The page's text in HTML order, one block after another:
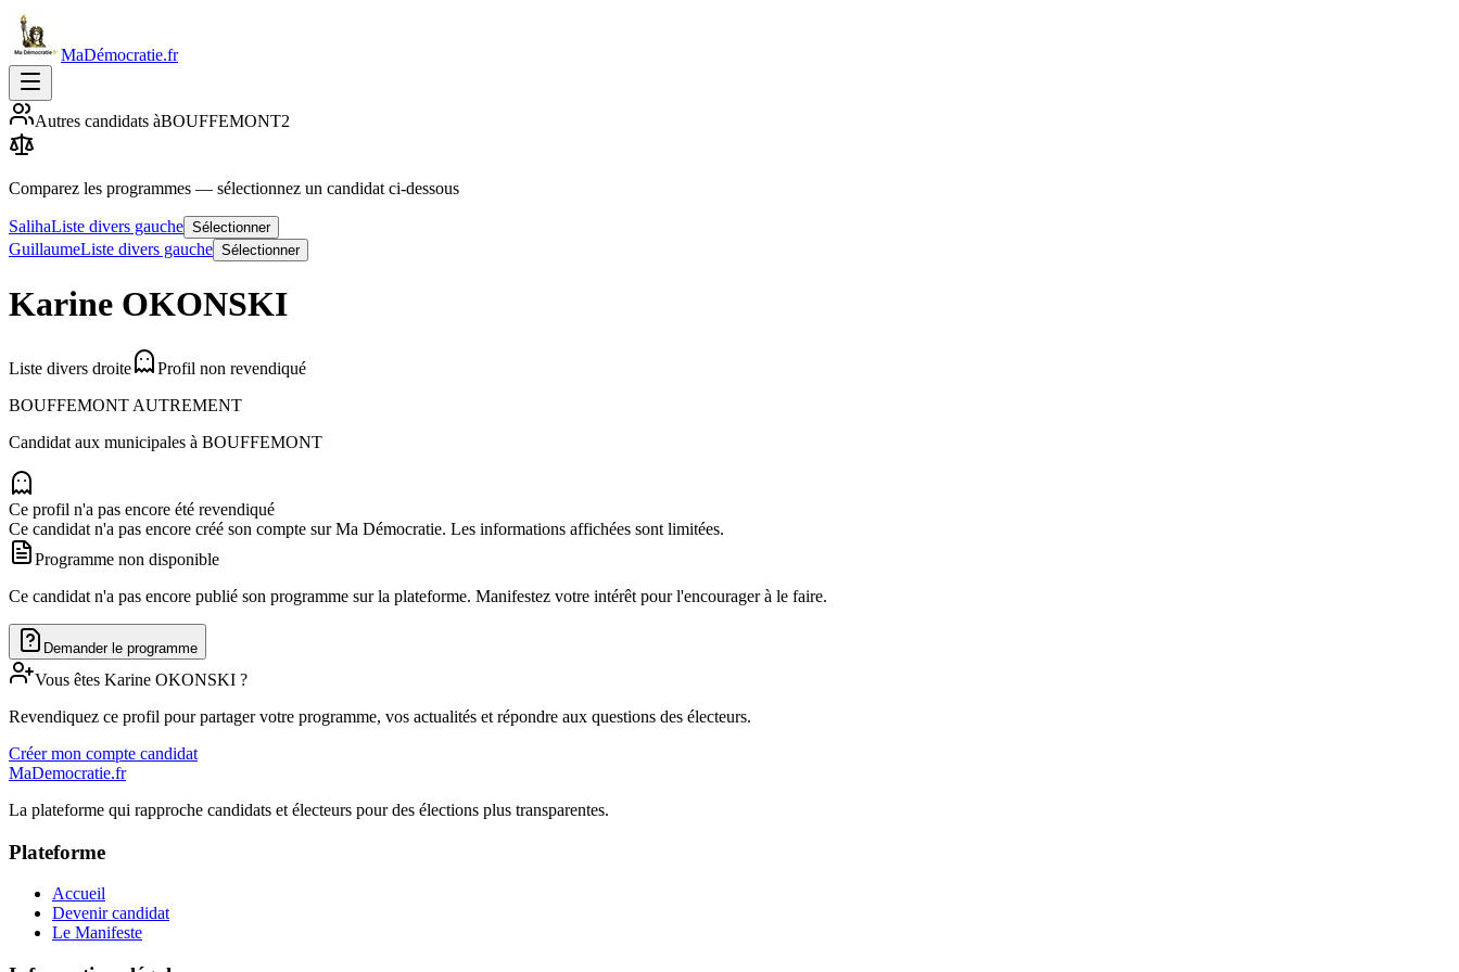
MaDémocratie.fr
Autres candidats àBOUFFEMONT2
Comparez les programmes — sélectionnez un candidat ci-dessous
SalihaListe divers gauche Sélectionner
GuillaumeListe divers gauche Sélectionner
Karine OKONSKI
Liste divers droite
Profil non revendiqué
BOUFFEMONT AUTREMENT
Candidat aux municipales à BOUFFEMONT
Ce profil n'a pas encore été revendiqué
Ce candidat n'a pas encore créé son compte sur Ma Démocratie. Les informations affichées sont limitées.
Programme non disponible
Ce candidat n'a pas encore publié son programme sur la plateforme. Manifestez votre intérêt pour l'encourager à le faire.
Demander le programme
Vous êtes Karine OKONSKI ?
Revendiquez ce profil pour partager votre programme, vos actualités et répondre aux questions des électeurs.
Créer mon compte candidat
MaDemocratie.fr
La plateforme qui rapproche candidats et électeurs pour des élections plus transparentes.
Plateforme
Accueil
Devenir candidat
Le Manifeste